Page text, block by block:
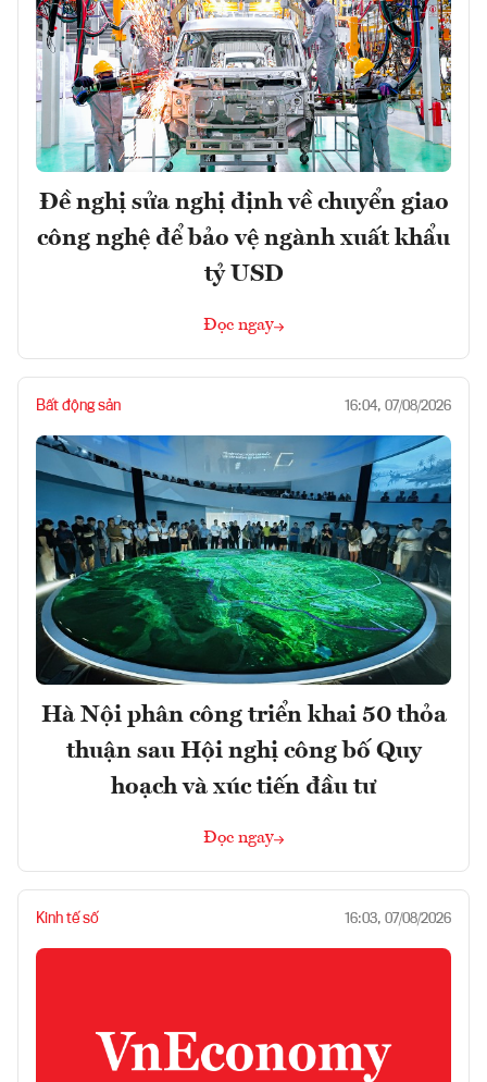
Đề nghị sửa nghị định về chuyển giao
công nghệ để bảo vệ ngành xuất khẩu
tỷ USD
Đọc ngay
Bất động sản 16:04, 07/08/2026
Hà Nội phân công triển khai 50 thỏa
thuận sau Hội nghị công bố Quy
hoạch và xúc tiến đầu tư
Đọc ngay
Kinh tế số 16:03, 07/08/2026